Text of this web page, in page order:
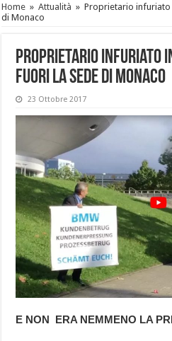
Home » Attualità » Proprietario infuriato
di Monaco
Proprietario infuriato
fuori la sede di Monaco
23 Ottobre 2017
E NON ERA NEMMENO LA